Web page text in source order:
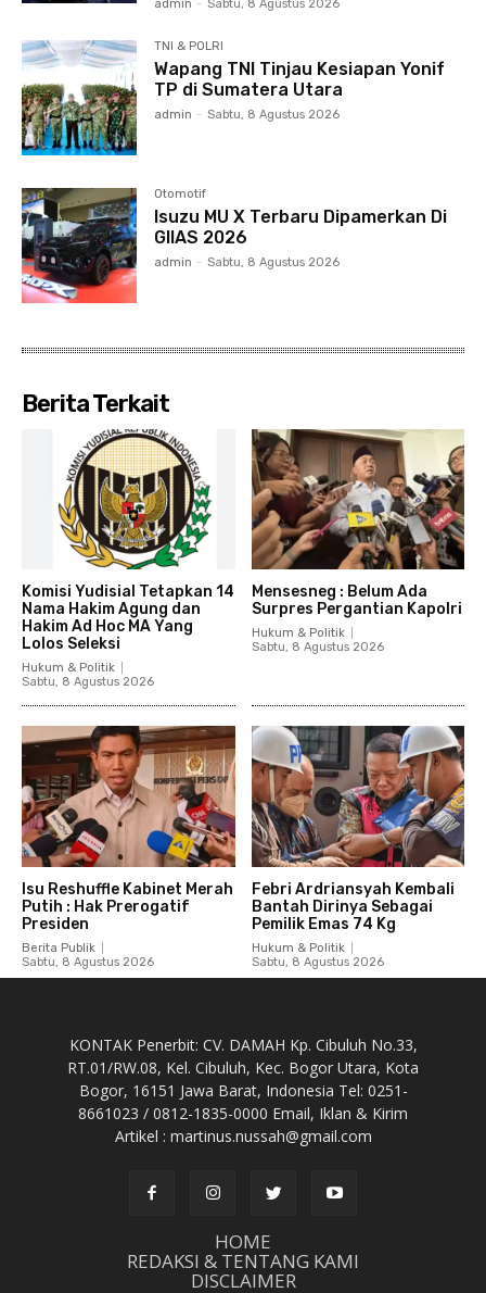
admin - Sabtu, 8 Agustus 2026
TNI & POLRI
Wapang TNI Tinjau Kesiapan Yonif
TP di Sumatera Utara
admin - Sabtu, 8 Agustus 2026
Otomotif
Isuzu MU X Terbaru Dipamerkan Di
GIIAS 2026
admin - Sabtu, 8 Agustus 2026
Berita Terkait
Komisi Yudisial Tetapkan 14
Nama Hakim Agung dan
Hakim Ad Hoc MA Yang
Lolos Seleksi
Hukum & Politik
Sabtu, 8 Agustus 2026
Mensesneg : Belum Ada
Surpres Pergantian Kapolri
Hukum & Politik
Sabtu, 8 Agustus 2026
Isu Reshuffle Kabinet Merah
Putih : Hak Prerogatif
Presiden
Berita Publik
Sabtu, 8 Agustus 2026
Febri Ardriansyah Kembali
Bantah Dirinya Sebagai
Pemilik Emas 74 Kg
Hukum & Politik
Sabtu, 8 Agustus 2026
KONTAK Penerbit: CV. DAMAH Kp. Cibuluh No.33,
RT.01/RW.08, Kel. Cibuluh, Kec. Bogor Utara, Kota
Bogor, 16151 Jawa Barat, Indonesia Tel: 0251-
8661023 / 0812-1835-0000 Email, Iklan & Kirim
Artikel : martinus.nussah@gmail.com
HOME
REDAKSI & TENTANG KAMI
DISCLAIMER